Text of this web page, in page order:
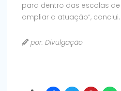
para dentro das escolas
ampliar a atuação”, conclui.
por: Divulgação